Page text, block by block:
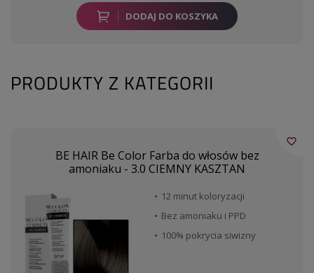
DODAJ DO KOSZYKA
PRODUKTY Z KATEGORII
BE HAIR Be Color Farba do włosów bez
amoniaku - 3.0 CIEMNY KASZTAN
12 minut koloryzacji
Bez amoniaku i PPD
100% pokrycia siwizny
favorite_border